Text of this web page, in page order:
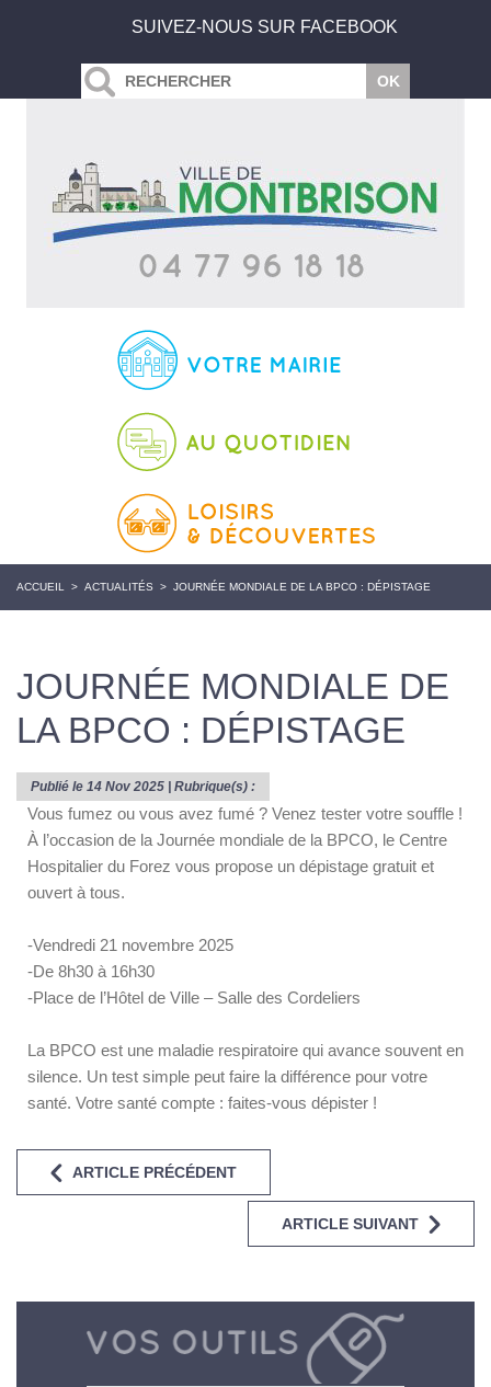
SUIVEZ-NOUS SUR FACEBOOK
ACCUEIL > ACTUALITÉS > JOURNÉE MONDIALE DE LA BPCO : DÉPISTAGE
JOURNÉE MONDIALE DE
LA BPCO : DÉPISTAGE
Publié le 14 Nov 2025 | Rubrique(s) :
Vous fumez ou vous avez fumé ? Venez tester votre souffle !
À l’occasion de la Journée mondiale de la BPCO, le Centre
Hospitalier du Forez vous propose un dépistage gratuit et
ouvert à tous.
-Vendredi 21 novembre 2025
-De 8h30 à 16h30
-Place de l’Hôtel de Ville – Salle des Cordeliers
La BPCO est une maladie respiratoire qui avance souvent en
silence. Un test simple peut faire la différence pour votre
santé. Votre santé compte : faites-vous dépister !
ARTICLE PRÉCÉDENT
ARTICLE SUIVANT